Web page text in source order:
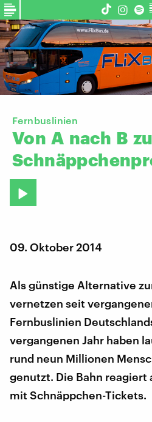
Fernbuslinien
Von A nach B
09. Oktober 2014
Als günstige Alternative
vernetzen seit
Fernbuslinien
vergangenen Jahr haben
rund neun Millionen
genutzt. Die Bahn reagiert
mit Schnäppchen-Tickets.